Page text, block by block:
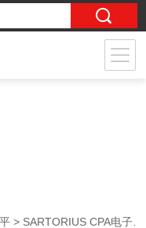
> SARTORIUS CPA电子分析天平 CPA224S